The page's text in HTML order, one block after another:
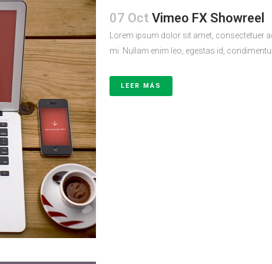
07 Oct Vimeo FX Showreel
Lorem ipsum dolor sit amet, consectetuer
mi. Nullam enim leo, egestas id,
LEER MÁS